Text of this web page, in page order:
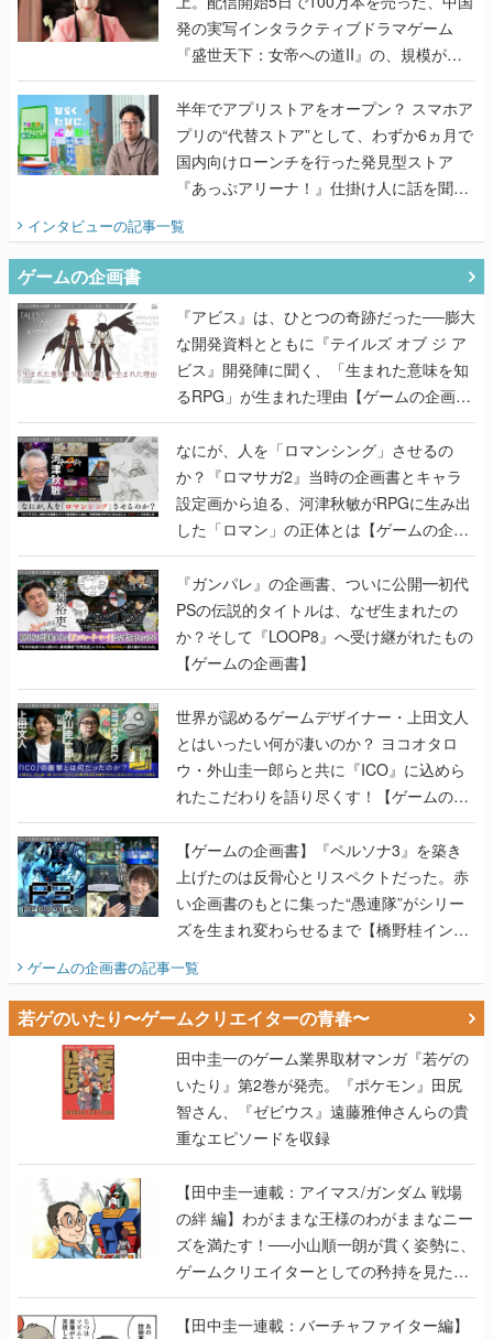
発の実写インタラクティブドラマゲーム
『盛世天下：女帝への道II』の、規模が違
うこだわりをプロデューサーに聞いた
半年でアプリストアをオープン？ スマホア
プリの“代替ストア”として、わずか6ヵ月で
国内向けローンチを行った発見型ストア
『あっぷアリーナ！』仕掛け人に話を聞い
てみた
インタビューの記事一覧
ゲームの企画書
『アビス』は、ひとつの奇跡だった──膨大
な開発資料とともに『テイルズ オブ ジ ア
ビス』開発陣に聞く、「生まれた意味を知
るRPG」が生まれた理由【ゲームの企画
書】
なにが、人を「ロマンシング」させるの
か？『ロマサガ2』当時の企画書とキャラ
設定画から迫る、河津秋敏がRPGに生み出
した「ロマン」の正体とは【ゲームの企画
書】
『ガンパレ』の企画書、ついに公開━初代
PSの伝説的タイトルは、なぜ生まれたの
か？そして『LOOP8』へ受け継がれたもの
【ゲームの企画書】
世界が認めるゲームデザイナー・上田文人
とはいったい何が凄いのか？ ヨコオタロ
ウ・外山圭一郎らと共に『ICO』に込めら
れたこだわりを語り尽くす！【ゲームの企
画書】
【ゲームの企画書】『ペルソナ3』を築き
上げたのは反骨心とリスペクトだった。赤
い企画書のもとに集った“愚連隊”がシリー
ズを生まれ変わらせるまで【橋野桂インタ
ビュー】
ゲームの企画書の記事一覧
若ゲのいたり〜ゲームクリエイターの青春〜
田中圭一のゲーム業界取材マンガ『若ゲの
いたり』第2巻が発売。『ポケモン』田尻
智さん、『ゼビウス』遠藤雅伸さんらの貴
重なエピソードを収録
【田中圭一連載：アイマス/ガンダム 戦場
の絆 編】わがままな王様のわがままなニー
ズを満たす！──小山順一朗が貫く姿勢に、
ゲームクリエイターとしての矜持を見た
【若ゲのいたり最終回】
【田中圭一連載：バーチャファイター編】